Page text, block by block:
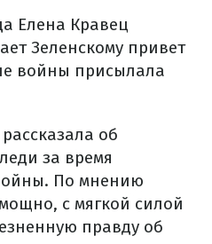
Елена Кравец
Зеленскому привет
войны присылала
об
за время
По мнению
с мягкой силой
правду об